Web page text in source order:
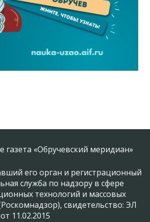
газета «Обручевский меридиан»
его орган и регистрационный
служба по надзору в сфере
технологий и массовых
свидетельство: ЭЛ
11.02.2015